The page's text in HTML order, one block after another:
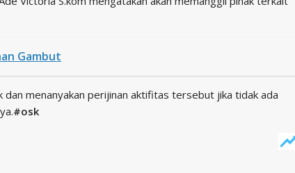
Gambut
dan menanyakan perijinan aktifitas tersebut jika tidak ada
#osk